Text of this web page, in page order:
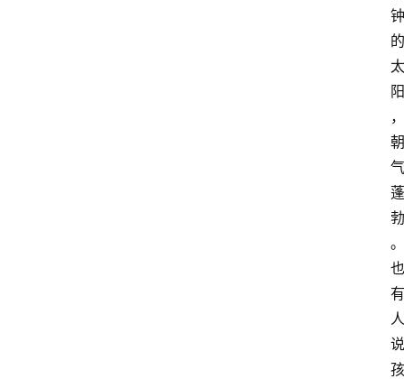
钟
的
太
阳
，
朝
气
蓬
勃
。
也
有
人
说
孩